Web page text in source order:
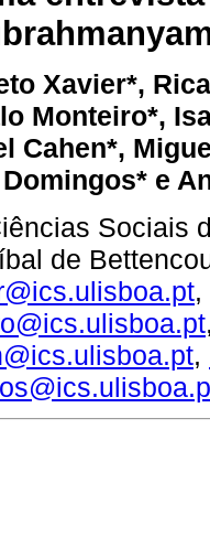
Xavier*,
Monteiro*,
Cahen*,
e
Sociais
de
,
,